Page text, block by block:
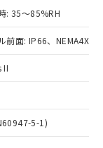
: 35～85%RH
前面: IP66、NEMA4X,
II
5-1)
当社にご
て、当社
当社の製
との取
ること
人情報
共同利
る法人を
するこ
明書
証明す
明する
ンセル